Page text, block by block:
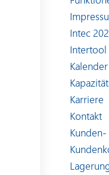
Intec
Intertool
Kalender
Karriere
Kontakt